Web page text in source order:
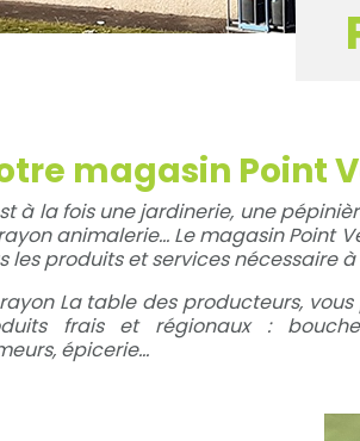
magasin Point
à la fois une jardinerie, une
animalerie… Le magasin Point
les produits et services nécessaire
La table des producteurs,
frais et régionaux :
épicerie…